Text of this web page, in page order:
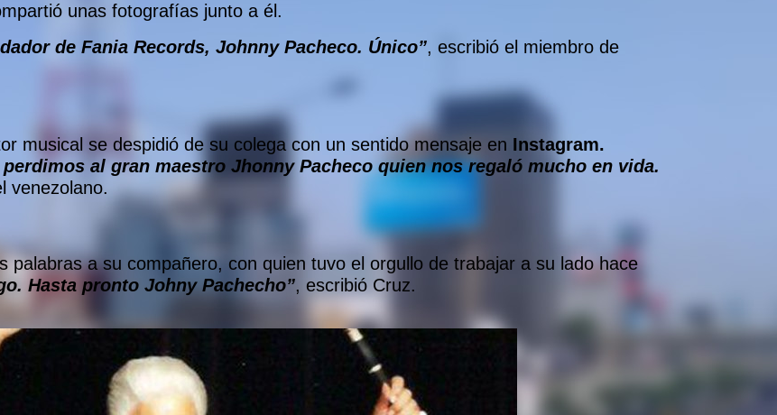
unas fotografías junto a él.
de Fania Records, Johnny Pacheco. Único”, escribió el miembro de
musical se despidió de su colega con un sentido mensaje en Instagram.
al gran maestro Jhonny Pacheco quien nos regaló mucho en vida.
venezolano.
palabras a su compañero, con quien tuvo el orgullo de trabajar a su lado hace
Hasta pronto Johny Pachecho”, escribió Cruz.